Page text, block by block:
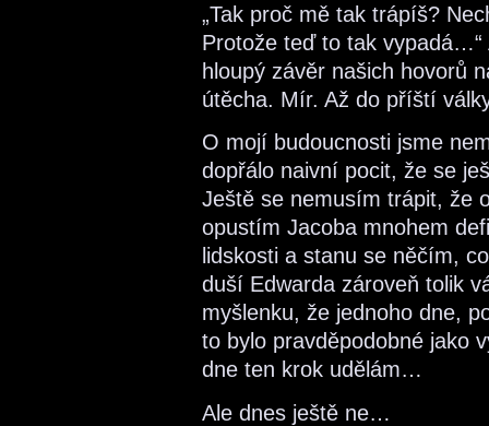
„Tak proč mě tak trápíš?
Protože teď to tak vypadá…“
hloupý závěr našich hovorů
útěcha. Mír. Až do příští
O mojí budoucnosti jsme
dopřálo naivní pocit, že se
Ještě se nemusím trápit, že
opustím Jacoba mnohem
lidskosti a stanu se něčím,
duší Edwarda zároveň tolik
myšlenku, že jednoho dne,
to bylo pravděpodobné jako
dne ten krok udělám…
Ale dnes ještě ne…